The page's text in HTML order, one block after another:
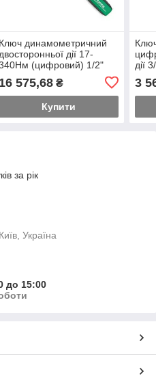
Ключ динамометричний
двосторонньої дії 17-
(цифровий) 1/2"
16 575,68₴
Купити
дії
3
за рік
Україна
до 15:00